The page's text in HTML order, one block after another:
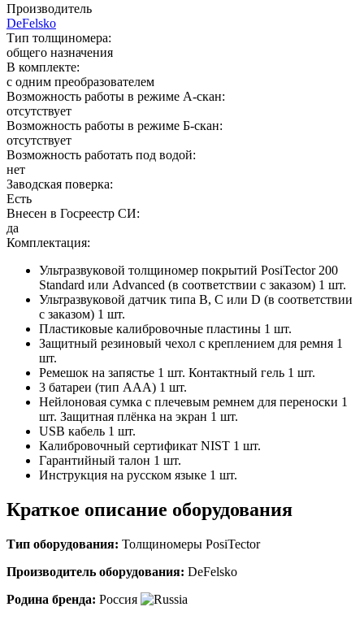
Производитель
DeFelsko
Тип толщиномера:
общего назначения
В комплекте:
с одним преобразователем
Возможность работы в режиме А-скан:
отсутствует
Возможность работы в режиме Б-скан:
отсутствует
Возможность работать под водой:
нет
Заводская поверка:
Есть
Внесен в Госреестр СИ:
да
Комплектация:
Ультразвуковой толщиномер покрытий PosiTector 200
Standard или Advanced (в соответствии с заказом) 1 шт.
Ультразвуковой датчик типа B, C или D (в соответствии
с заказом) 1 шт.
Пластиковые калибровочные пластины 1 шт.
Защитный резиновый чехол с креплением для ремня 1
шт.
Ремешок на запястье 1 шт. Контактный гель 1 шт.
3 батареи (тип ААА) 1 шт.
Нейлоновая сумка с плечевым ремнем для переноски 1
шт. Защитная плёнка на экран 1 шт.
USB кабель 1 шт.
Калибровочный сертификат NIST 1 шт.
Гарантийный талон 1 шт.
Инструкция на русском языке 1 шт.
Краткое описание оборудования
Тип оборудования: Толщиномеры PosiTector
Производитель оборудования: DeFelsko
Родина бренда: Россия